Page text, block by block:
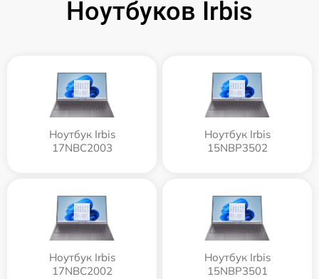
Ноутбуков Irbis
Ноутбук Irbis
17NBC2003
Ноутбук Irbis
15NBP3502
Ноутбук Irbis
17NBC2002
Ноутбук Irbis
15NBP3501